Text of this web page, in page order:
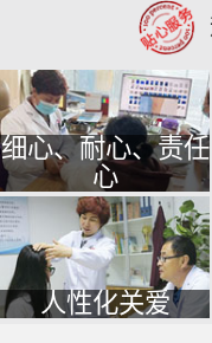
细心、耐心、责任
心
人性化关爱